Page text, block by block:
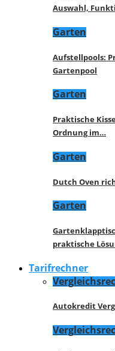
Auswahl,
Garten
Aufstellpools:
Gartenpool
Garten
Praktische
Ordnung im…
Garten
Dutch Oven
Garten
praktische
Tarifrechner
Autokredit